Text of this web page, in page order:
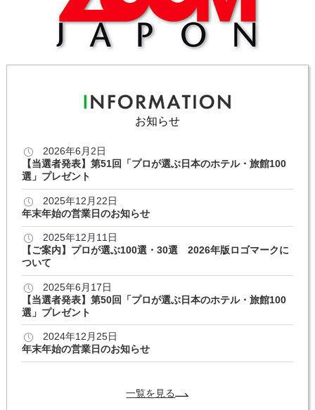
お知らせ
2026年6月2日
【当選者発表】第51回「プロが選ぶ日本のホテル・旅館100
選」プレゼント
2025年12月22日
年末年始の営業日のお知らせ
2025年12月11日
【ご案内】プロが選ぶ100選・30選 2026年版ロゴマークに
ついて
2025年6月17日
【当選者発表】第50回「プロが選ぶ日本のホテル・旅館100
選」プレゼント
2024年12月25日
年末年始の営業日のお知らせ
一覧を見る